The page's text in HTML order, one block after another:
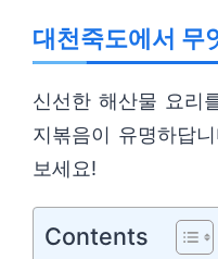
대천죽도에서 무
신선한 해산물 요리
지볶음이 유명하답
보세요!
Contents